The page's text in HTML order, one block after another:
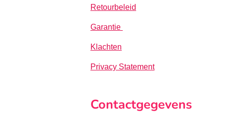
Retourbeleid
Garantie
Klachten
Privacy Statement
Contactgegevens